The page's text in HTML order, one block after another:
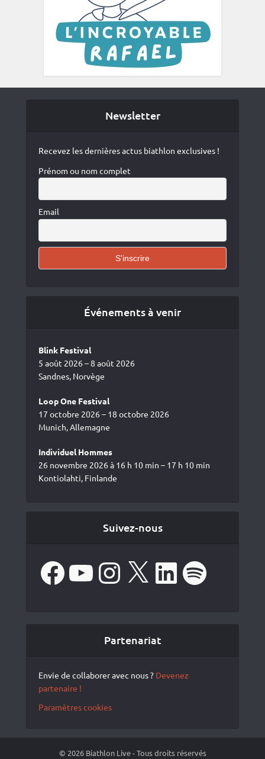
Newsletter
Recevez les dernières actus biathlon exclusives !
Prénom ou nom complet
Email
Événements à venir
Blink Festival
5 août 2026 – 8 août 2026
Sandnes, Norvège
Loop One Festival
17 octobre 2026 – 18 octobre 2026
Munich, Allemagne
Individuel Hommes
26 novembre 2026 à 16 h 10 min – 17 h 10 min
Kontiolahti, Finlande
Suivez-nous
FacebookYouTube Instagram LinkedIn Spotify
Partenariat
Envie de collaborer avec nous ? Devenez
partenaire !
Paramètres cookies
© 2026 Biathlon Live - Tous droits réservés